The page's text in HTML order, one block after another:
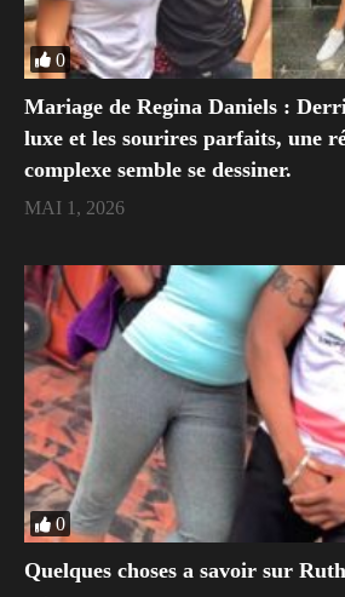
0
Mariage de Regina Daniels :
luxe et les sourires parfaits, une
complexe semble se dessiner.
MAI 1, 2026
0
Quelques choses a savoir sur